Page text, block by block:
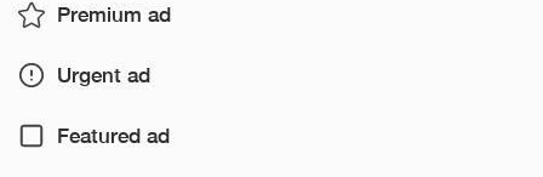
Premium ad
Urgent ad
Featured ad